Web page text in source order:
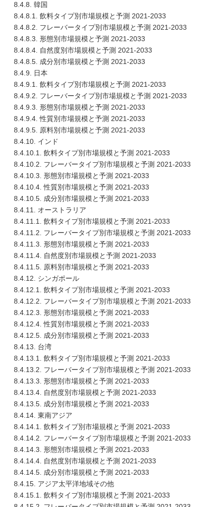
8.4.8. 韓国
8.4.8.1. 飲料タイプ別市場規模と予測 2021-2033
8.4.8.2. フレーバータイプ別市場規模と予測 2021-2033
8.4.8.3. 形態別市場規模と予測 2021-2033
8.4.8.4. 自然度別市場規模と予測 2021-2033
8.4.8.5. 成分別市場規模と予測 2021-2033
8.4.9. 日本
8.4.9.1. 飲料タイプ別市場規模と予測 2021-2033
8.4.9.2. フレーバータイプ別市場規模と予測 2021-2033
8.4.9.3. 形態別市場規模と予測 2021-2033
8.4.9.4. 性質別市場規模と予測 2021-2033
8.4.9.5. 原料別市場規模と予測 2021-2033
8.4.10. インド
8.4.10.1. 飲料タイプ別市場規模と予測 2021-2033
8.4.10.2. フレーバータイプ別市場規模と予測 2021-2033
8.4.10.3. 形態別市場規模と予測 2021-2033
8.4.10.4. 性質別市場規模と予測 2021-2033
8.4.10.5. 成分別市場規模と予測 2021-2033
8.4.11. オーストラリア
8.4.11.1. 飲料タイプ別市場規模と予測 2021-2033
8.4.11.2. フレーバータイプ別市場規模と予測 2021-2033
8.4.11.3. 形態別市場規模と予測 2021-2033
8.4.11.4. 自然度別市場規模と予測 2021-2033
8.4.11.5. 原料別市場規模と予測 2021-2033
8.4.12. シンガポール
8.4.12.1. 飲料タイプ別市場規模と予測 2021-2033
8.4.12.2. フレーバータイプ別市場規模と予測 2021-2033
8.4.12.3. 形態別市場規模と予測 2021-2033
8.4.12.4. 性質別市場規模と予測 2021-2033
8.4.12.5. 成分別市場規模と予測 2021-2033
8.4.13. 台湾
8.4.13.1. 飲料タイプ別市場規模と予測 2021-2033
8.4.13.2. フレーバータイプ別市場規模と予測 2021-2033
8.4.13.3. 形態別市場規模と予測 2021-2033
8.4.13.4. 自然度別市場規模と予測 2021-2033
8.4.13.5. 成分別市場規模と予測 2021-2033
8.4.14. 東南アジア
8.4.14.1. 飲料タイプ別市場規模と予測 2021-2033
8.4.14.2. フレーバータイプ別市場規模と予測 2021-2033
8.4.14.3. 形態別市場規模と予測 2021-2033
8.4.14.4. 自然度別市場規模と予測 2021-2033
8.4.14.5. 成分別市場規模と予測 2021-2033
8.4.15. アジア太平洋地域その他
8.4.15.1. 飲料タイプ別市場規模と予測 2021-2033